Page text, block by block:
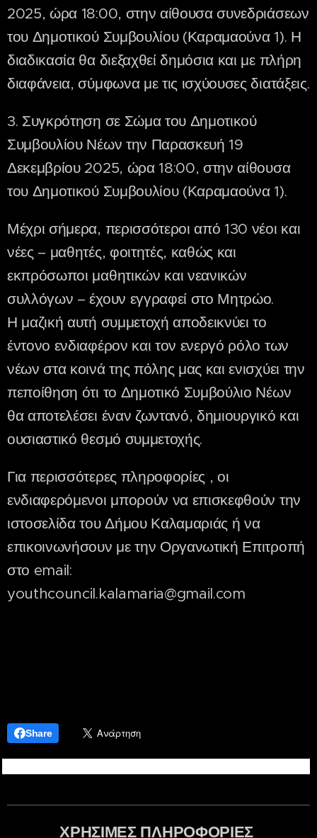
2025, ώρα 18:00, στην αίθουσα συνεδριάσεων
του Δημοτικού Συμβουλίου (Καραμαούνα 1). Η
διαδικασία θα διεξαχθεί δημόσια και με πλήρη
διαφάνεια, σύμφωνα με τις ισχύουσες διατάξεις.
3. Συγκρότηση σε Σώμα του Δημοτικού
Συμβουλίου Νέων την Παρασκευή 19
Δεκεμβρίου 2025, ώρα 18:00, στην αίθουσα
του Δημοτικού Συμβουλίου (Καραμαούνα 1).
Μέχρι σήμερα, περισσότεροι από 130 νέοι και
νέες – μαθητές, φοιτητές, καθώς και
εκπρόσωποι μαθητικών και νεανικών
συλλόγων – έχουν εγγραφεί στο Μητρώο.
Η μαζική αυτή συμμετοχή αποδεικνύει το
έντονο ενδιαφέρον και τον ενεργό ρόλο των
νέων στα κοινά της πόλης μας και ενισχύει την
πεποίθηση ότι το Δημοτικό Συμβούλιο Νέων
θα αποτελέσει έναν ζωντανό, δημιουργικό και
ουσιαστικό θεσμό συμμετοχής.
Για περισσότερες πληροφορίες , οι
ενδιαφερόμενοι μπορούν να επισκεφθούν την
ιστοσελίδα του Δήμου Καλαμαριάς ή να
επικοινωνήσουν με την Οργανωτική Επιτροπή
στο email:
youthcouncil.kalamaria@gmail.com
Share
ΧΡΗΣΙΜΕΣ ΠΛΗΡΟΦΟΡΙΕΣ